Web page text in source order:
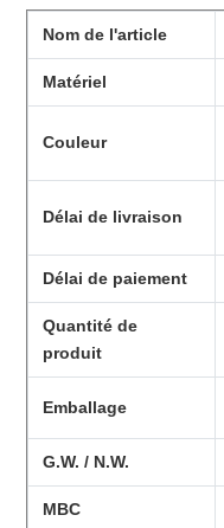
Nom de l'article
Matériel
Couleur
Délai de livraison
Délai de paiement
Quantité de
produit
Emballage
G.W. / N.W.
MBC